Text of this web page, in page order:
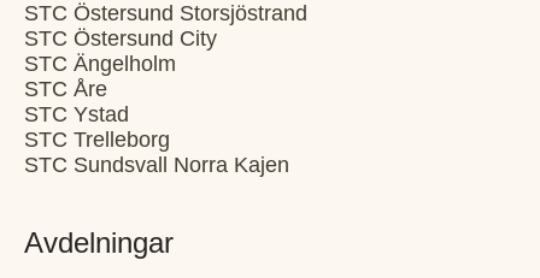
STC Östersund Storsjöstrand
STC Östersund City
STC Ängelholm
STC Åre
STC Ystad
STC Trelleborg
STC Sundsvall Norra Kajen
Avdelningar